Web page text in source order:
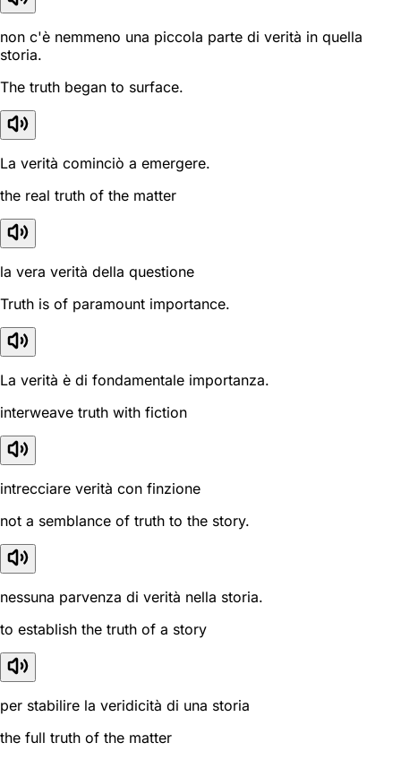
non c'è nemmeno una piccola parte di verità in quella
storia.
The truth began to surface.
La verità cominciò a emergere.
the real truth of the matter
la vera verità della questione
Truth is of paramount importance.
La verità è di fondamentale importanza.
interweave truth with fiction
intrecciare verità con finzione
not a semblance of truth to the story.
nessuna parvenza di verità nella storia.
to establish the truth of a story
per stabilire la veridicità di una storia
the full truth of the matter